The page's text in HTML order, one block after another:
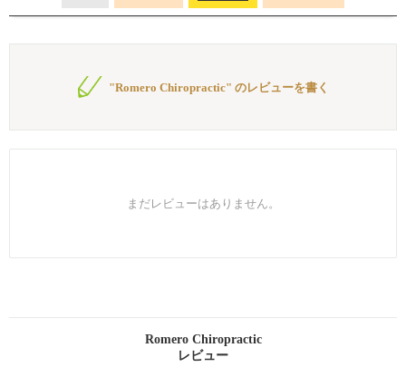
"Romero Chiropractic" のレビューを書く
まだレビューはありません。
Romero Chiropractic
レビュー